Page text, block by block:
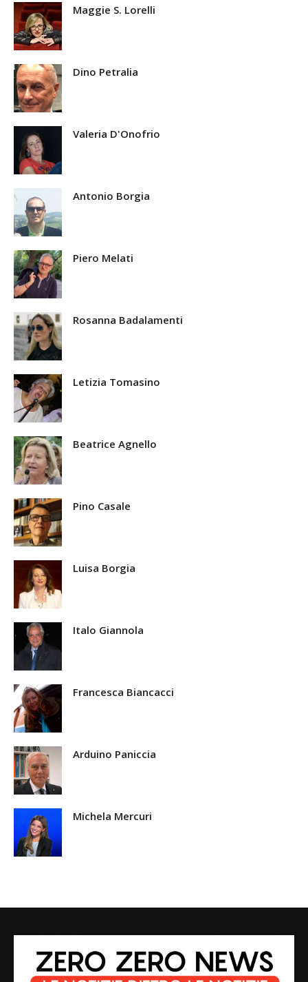
Maggie S. Lorelli
Dino Petralia
Valeria D'Onofrio
Antonio Borgia
Piero Melati
Rosanna Badalamenti
Letizia Tomasino
Beatrice Agnello
Pino Casale
Luisa Borgia
Italo Giannola
Francesca Biancacci
Arduino Paniccia
Michela Mercuri